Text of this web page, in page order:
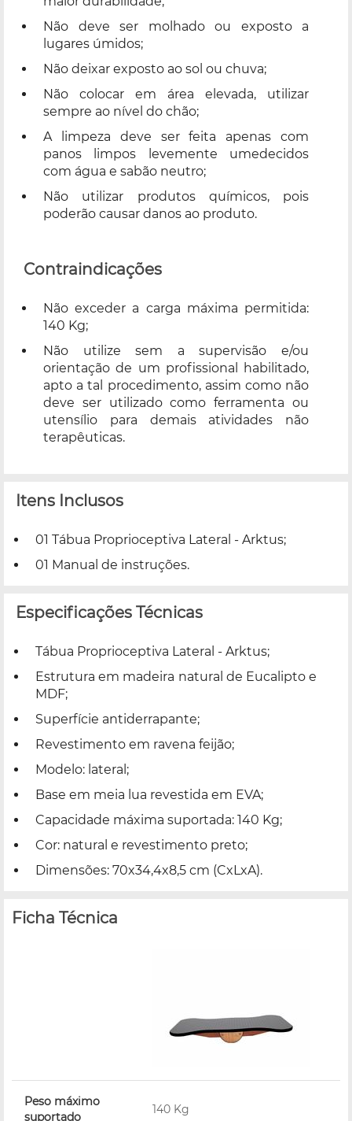
Não deve ser molhado ou exposto a
lugares úmidos;
Não deixar exposto ao sol ou chuva;
Não colocar em área elevada, utilizar
sempre ao nível do chão;
A limpeza deve ser feita apenas com
panos limpos levemente umedecidos
com água e sabão neutro;
Não utilizar produtos químicos, pois
poderão causar danos ao produto.
Contraindicações
Não exceder a carga máxima permitida:
140 Kg;
Não utilize sem a supervisão e/ou
orientação de um profissional habilitado,
apto a tal procedimento, assim como não
deve ser utilizado como ferramenta ou
utensílio para demais atividades não
terapêuticas.
Itens Inclusos
01 Tábua Proprioceptiva Lateral - Arktus;
01 Manual de instruções.
Especificações Técnicas
Tábua Proprioceptiva Lateral - Arktus;
Estrutura em madeira natural de Eucalipto e
MDF;
Superfície antiderrapante;
Revestimento em ravena feijão;
Modelo: lateral;
Base em meia lua revestida em EVA;
Capacidade máxima suportada: 140 Kg;
Cor: natural e revestimento preto;
Dimensões: 70x34,4x8,5 cm (CxLxA).
Ficha Técnica
Peso máximo
suportado
140 Kg